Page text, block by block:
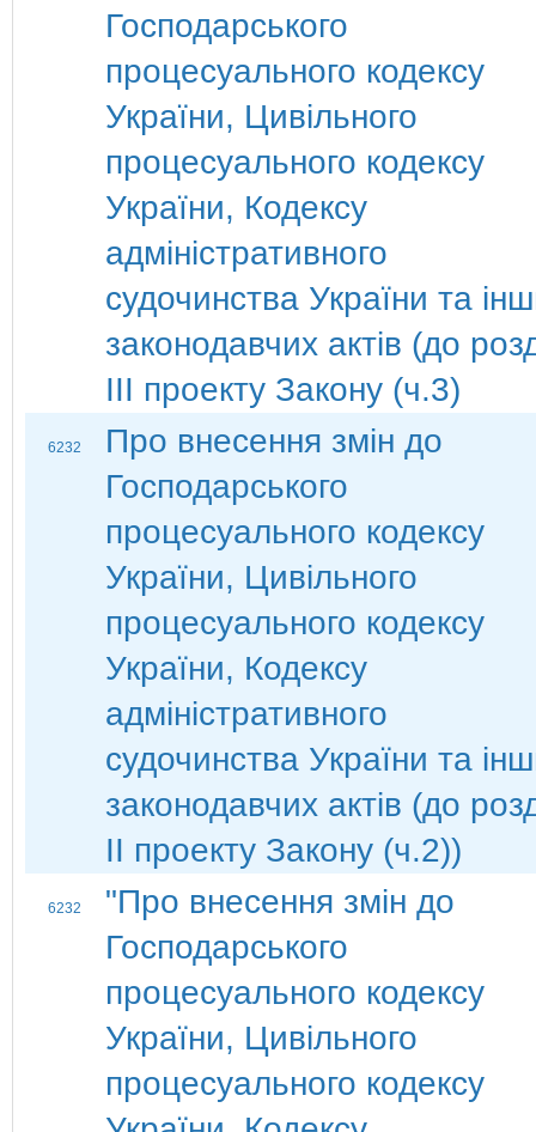
Господарського
процесуального кодексу
України, Цивільного
процесуального кодексу
України, Кодексу
адміністративного
судочинства України та
законодавчих актів (до
ІІІ проекту Закону (ч.3)
6232
Про внесення змін до
Господарського
процесуального кодексу
України, Цивільного
процесуального кодексу
України, Кодексу
адміністративного
судочинства України та
законодавчих актів (до
ІІ проекту Закону (ч.2))
6232
"Про внесення змін до
Господарського
процесуального кодексу
України, Цивільного
процесуального кодексу